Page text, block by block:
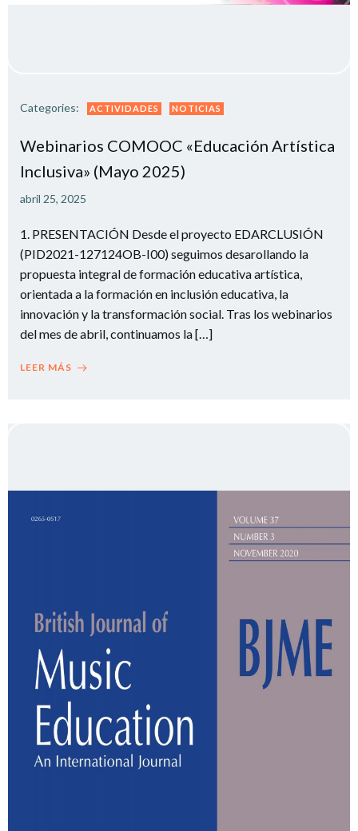
Categories: ACTIVIDADES NOTICIAS
Webinarios COMOOC «Educación Artística
Inclusiva» (Mayo 2025)
abril 25, 2025
1. PRESENTACIÓN Desde el proyecto EDARCLUSIÓN
(PID2021-127124OB-I00) seguimos desarollando la
propuesta integral de formación educativa artística,
orientada a la formación en inclusión educativa, la
innovación y la transformación social. Tras los webinarios
del mes de abril, continuamos la […]
LEER MÁS